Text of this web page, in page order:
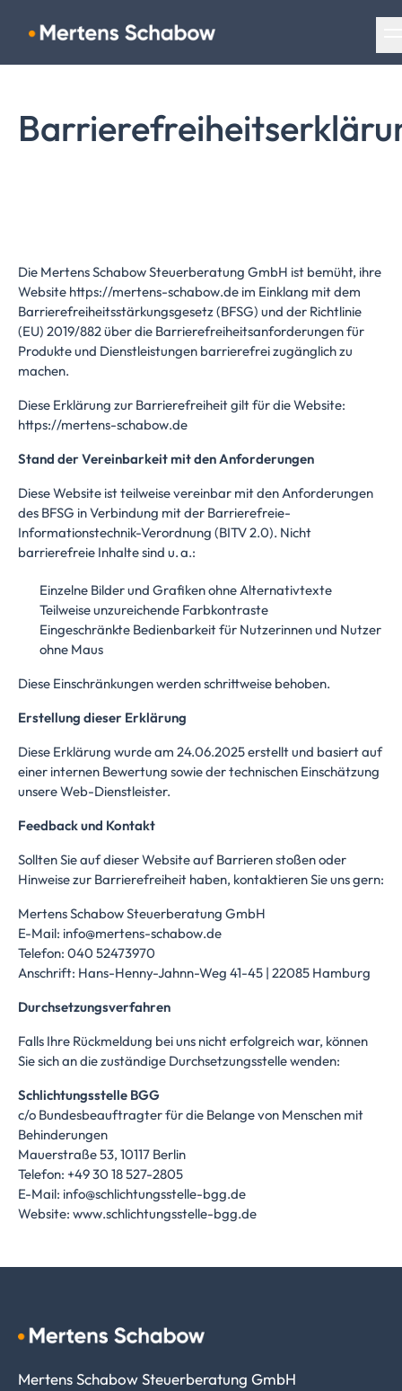
Navigation überspringen
Die Mertens Schabow Steuerberatung GmbH ist bemüht, ihre
Website https://mertens-schabow.de im Einklang mit dem
Barrierefreiheitsstärkungsgesetz (BFSG) und der Richtlinie
(EU) 2019/882 über die Barrierefreiheitsanforderungen für
Produkte und Dienstleistungen barrierefrei zugänglich zu
machen.
Diese Erklärung zur Barrierefreiheit gilt für die Website:
https://mertens-schabow.de
Stand der Vereinbarkeit mit den Anforderungen
Diese Website ist teilweise vereinbar mit den Anforderungen
des BFSG in Verbindung mit der Barrierefreie-
Informationstechnik-Verordnung (BITV 2.0). Nicht
barrierefreie Inhalte sind u. a.:
Einzelne Bilder und Grafiken ohne Alternativtexte
Teilweise unzureichende Farbkontraste
Eingeschränkte Bedienbarkeit für Nutzerinnen und Nutzer
ohne Maus
Diese Einschränkungen werden schrittweise behoben.
Erstellung dieser Erklärung
Diese Erklärung wurde am 24.06.2025 erstellt und basiert auf
einer internen Bewertung sowie der technischen Einschätzung
unsere Web-Dienstleister.
Feedback und Kontakt
Sollten Sie auf dieser Website auf Barrieren stoßen oder
Hinweise zur Barrierefreiheit haben, kontaktieren Sie uns gern:
Mertens Schabow Steuerberatung GmbH
E-Mail: info@mertens-schabow.de
Telefon: 040 52473970
Anschrift: Hans-Henny-Jahnn-Weg 41-45 | 22085 Hamburg
Durchsetzungsverfahren
Falls Ihre Rückmeldung bei uns nicht erfolgreich war, können
Sie sich an die zuständige Durchsetzungsstelle wenden:
Schlichtungsstelle BGG
c/o Bundesbeauftragter für die Belange von Menschen mit
Behinderungen
Mauerstraße 53, 10117 Berlin
Telefon: +49 30 18 527-2805
E-Mail: info@schlichtungsstelle-bgg.de
Website: www.schlichtungsstelle-bgg.de
Mertens Schabow Steuerberatung GmbH